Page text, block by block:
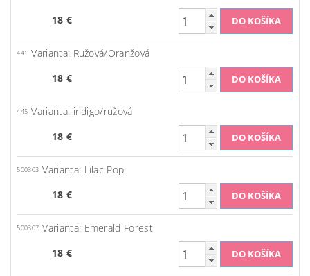
18 €
441
Varianta: Ružová/Oranžová
18 €
445 Varianta: indigo/ružová
18 €
500303 Varianta: Lilac Pop
18 €
500307 Varianta: Emerald Forest
18 €